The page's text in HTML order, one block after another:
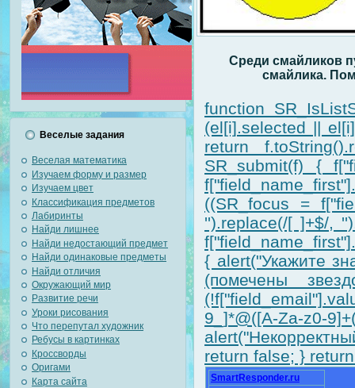
Веселые задания
Веселая математика
Изучаем форму и размер
Изучаем цвет
Классификация предметов
Лабиринты
Найди лишнее
Найди недостающий предмет
Найди одинаковые предметы
Найди отличия
Окружающий мир
Развитие речи
Уроки рисования
Что перепутал художник
Ребусы в картинках
Кроссворды
Оригами
Карта сайта
Среди смайликов
смайлика.
function
(el[i].selected ||
return
SR_submit(f) {
((SR_focus =
'').replace(/[ ]+$/,
{ alert("Укажите
(помечены
9_]*@([A-Za-z0-
return false; }
SmartResponder.ru